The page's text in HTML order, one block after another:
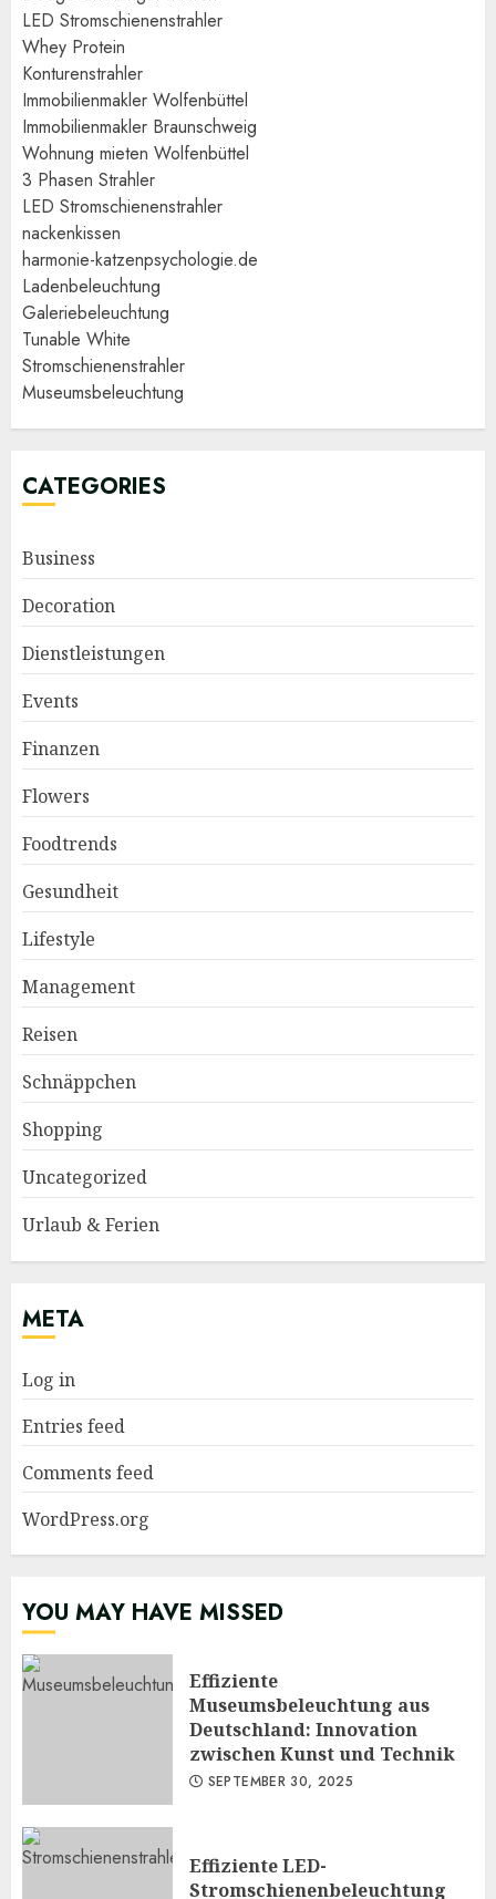
LED Stromschienenstrahler
Whey Protein
Konturenstrahler
Immobilienmakler Wolfenbüttel
Immobilienmakler Braunschweig
Wohnung mieten Wolfenbüttel
3 Phasen Strahler
LED Stromschienenstrahler
nackenkissen
harmonie-katzenpsychologie.de
Ladenbeleuchtung
Galeriebeleuchtung
Tunable White
Stromschienenstrahler
Museumsbeleuchtung
CATEGORIES
Business
Decoration
Dienstleistungen
Events
Finanzen
Flowers
Foodtrends
Gesundheit
Lifestyle
Management
Reisen
Schnäppchen
Shopping
Uncategorized
Urlaub & Ferien
META
Log in
Entries feed
Comments feed
WordPress.org
YOU MAY HAVE MISSED
Effiziente
Museumsbeleuchtung aus
Deutschland: Innovation
zwischen Kunst und Technik
SEPTEMBER 30, 2025
Effiziente LED-
Stromschienenbeleuchtung